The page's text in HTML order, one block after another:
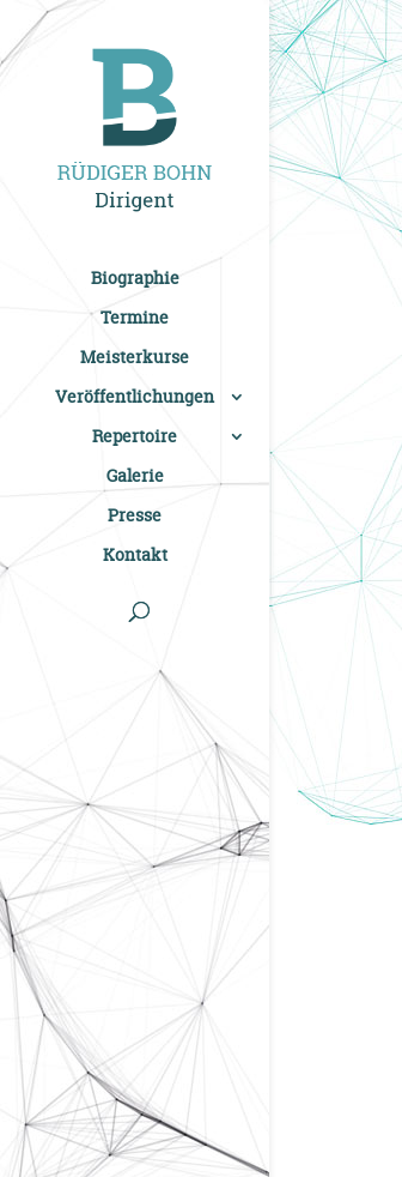
Biographie
Termine
Meisterkurse
Veröffentlichungen
Repertoire
Galerie
Presse
Kontakt